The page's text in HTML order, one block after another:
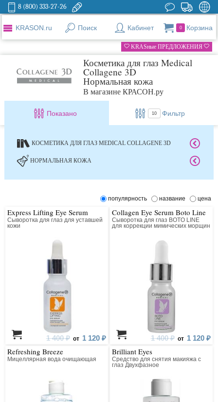
8 (800) 333-27-26
KRASON.ru Поиск Кабинет 0 Корзина
KRASные ПРЕДЛОЖЕНИЯ
Косметика для глаз Medical
Collagene 3D
Нормальная кожа
В магазине КРАСОН.ру
Показано 10 Фильтр
КОСМЕТИКА ДЛЯ ГЛАЗ MEDICAL COLLAGENE 3D
НОРМАЛЬНАЯ КОЖА
популярность название цена
Express Lifting Eye Serum
Сыворотка для глаз для уставшей
кожи
1 400 ₽ от 1 120 ₽
Collagen Eye Serum Boto Line
Сыворотка для глаз BOTO LINE
для коррекции мимических морщин
1 400 ₽ от 1 120 ₽
Refreshing Breeze
Мицеллярная вода очищающая
Brilliant Eyes
Средство для снятия макияжа с
глаз Двухфазное